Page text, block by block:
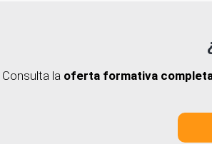
Consulta la oferta formativa